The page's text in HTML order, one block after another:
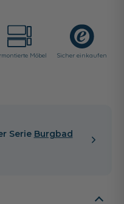
Möbel
Sicher einkaufen
Serie Burgbad